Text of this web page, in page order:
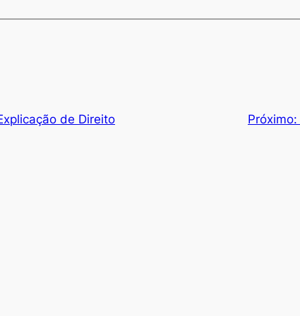
de Direito Próximo: